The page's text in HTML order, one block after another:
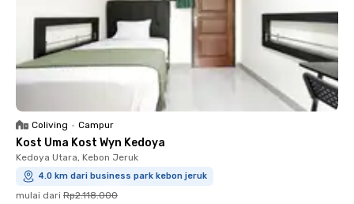
Coliving • Campur
Kost Uma Kost Wyn Kedoya
Kedoya Utara, Kebon Jeruk
4.0 km dari business park kebon jeruk
mulai dari Rp2.118.000